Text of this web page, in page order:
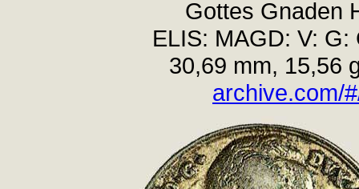
Gottes Gnaden
ELIS: MAGD: V:
30,69 mm, 15,56
archive.com/